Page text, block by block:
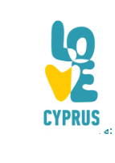
You are here: